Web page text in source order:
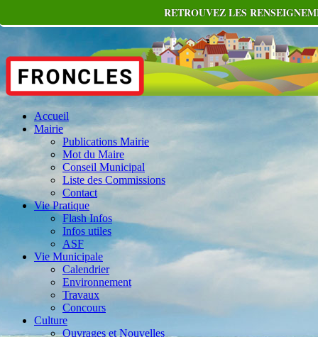
Accueil
Mairie
Publications Mairie
Mot du Maire
Conseil Municipal
Liste des Commissions
Contact
Vie Pratique
Flash Infos
Infos utiles
ASF
Vie Municipale
Calendrier
Environnement
Travaux
Concours
Culture
Ouvrages et Nouvelles
RETROUVEZ LES